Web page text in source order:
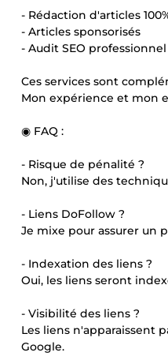
- Rédaction d'articles
- Articles sponsorisés
- Audit SEO
Ces services sont
Mon expérience et mon
◉ FAQ :
- Risque de pénalité ?
Non, j'utilise des
- Liens DoFollow ?
Je mixe pour assurer un
- Indexation des liens ?
Oui, les liens seront
- Visibilité des liens ?
Les liens n'apparaissent
Google.